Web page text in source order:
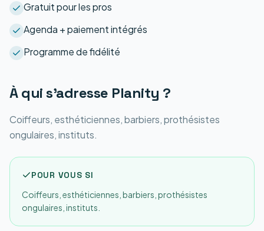
Gratuit pour les pros
Agenda + paiement intégrés
Programme de fidélité
À qui s'adresse Planity ?
Coiffeurs, esthéticiennes, barbiers, prothésistes
ongulaires, instituts.
POUR VOUS SI
Coiffeurs, esthéticiennes, barbiers, prothésistes
ongulaires, instituts.